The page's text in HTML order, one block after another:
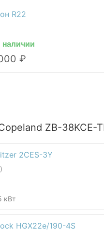
R22
наличии
ZB-38KCE-
2CES-3Y
кВт
HGX22e/190-4S